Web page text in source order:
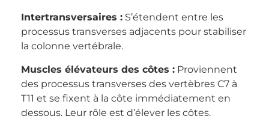
Intertransversaires : S’étendent entre les
processus transverses adjacents pour stabiliser
la colonne vertébrale.
Muscles élévateurs des côtes : Proviennent
des processus transverses des vertèbres C7 à
T11 et se fixent à la côte immédiatement en
dessous. Leur rôle est d’élever les côtes.